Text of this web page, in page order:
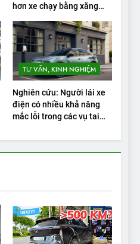
hơn xe chạy bằng xăng
TƯ VẤN, KINH NGHIỆM
Nghiên cứu: Người lái xe
điện có nhiều khả năng
mắc lỗi trong các vụ tai